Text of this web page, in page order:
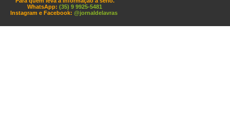
WhatsApp: (35) 9 9925-5481
Instagram e Facebook: @jornaldelavras